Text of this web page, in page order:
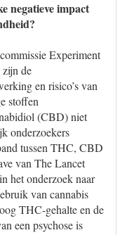
negatieve impact
Experiment
zijn de
en risico’s van
stoffen
(CBD) niet
onderzoekers
tussen THC, CBD
van The Lancet
het onderzoek naar
van cannabis
THC-gehalte en de
een psychose is